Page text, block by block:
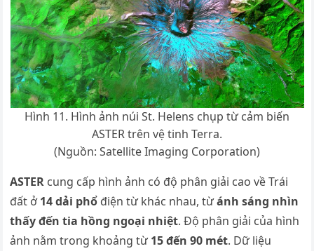
Hình 11. Hình ảnh núi St. Helens chụp từ cảm biến
ASTER trên vệ tinh Terra.
(Nguồn: Satellite Imaging Corporation)
ASTER cung cấp hình ảnh có độ phân giải cao về Trái
đất ở14 dải phổ điện từ khác nhau, từánh sáng nhìn
thấy đến tia hồng ngoại nhiệt. Độ phân giải của hình
ảnh nằm trong khoảng từ15 đến 90 mét. Dữ liệu